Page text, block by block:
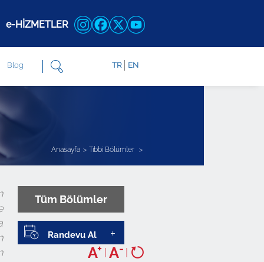
e-HİZMETLER
Blog TR EN
Anasayfa Tıbbi Bölümler
Tüm Bölümler
Randevu Al
A+ A-